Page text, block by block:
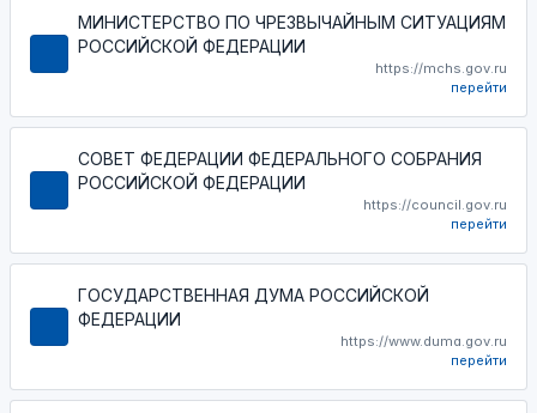
МИНИСТЕРСТВО ПО ЧРЕЗВЫЧАЙНЫМ СИТУАЦИЯМ
РОССИЙСКОЙ ФЕДЕРАЦИИ
https://mchs.gov.ru
перейти
СОВЕТ ФЕДЕРАЦИИ ФЕДЕРАЛЬНОГО СОБРАНИЯ
РОССИЙСКОЙ ФЕДЕРАЦИИ
https://council.gov.ru
перейти
ГОСУДАРСТВЕННАЯ ДУМА РОССИЙСКОЙ
ФЕДЕРАЦИИ
https://www.duma.gov.ru
перейти